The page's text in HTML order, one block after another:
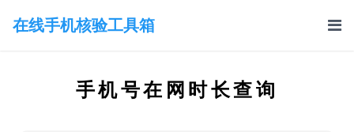
在线手机核验工具箱
手机号在网时长查询